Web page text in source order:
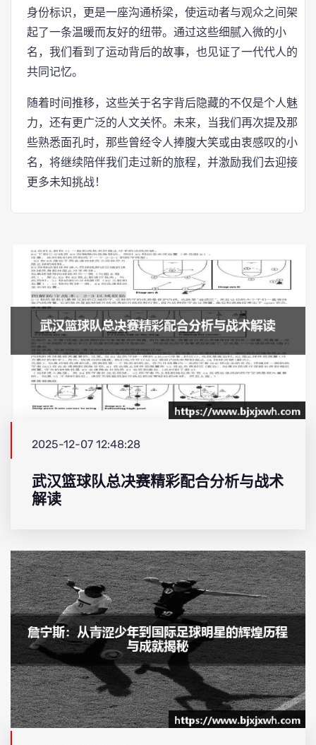
身份标识，更是一座沟通桥梁，使运动者与观众之间架
起了一条温暖而友好的纽带。通过这些细腻入微的小
名，我们看到了运动背后的故事，也见证了一代代人的
共同记忆。
随着时间推移，这些关于名字背后隐藏的不仅是个人魅
力，还有更广泛的人文关怀。未来，当我们再次提及那
些熟悉面孔时，那些曾经令人捧腹大笑或由衷感叹的小
名，将继续陪伴我们走过新的旅程，并激励我们去迎接
更多未知挑战！
2025-12-07 12:48:28
武汉篮球队总决赛精彩配合分析与战术
解读